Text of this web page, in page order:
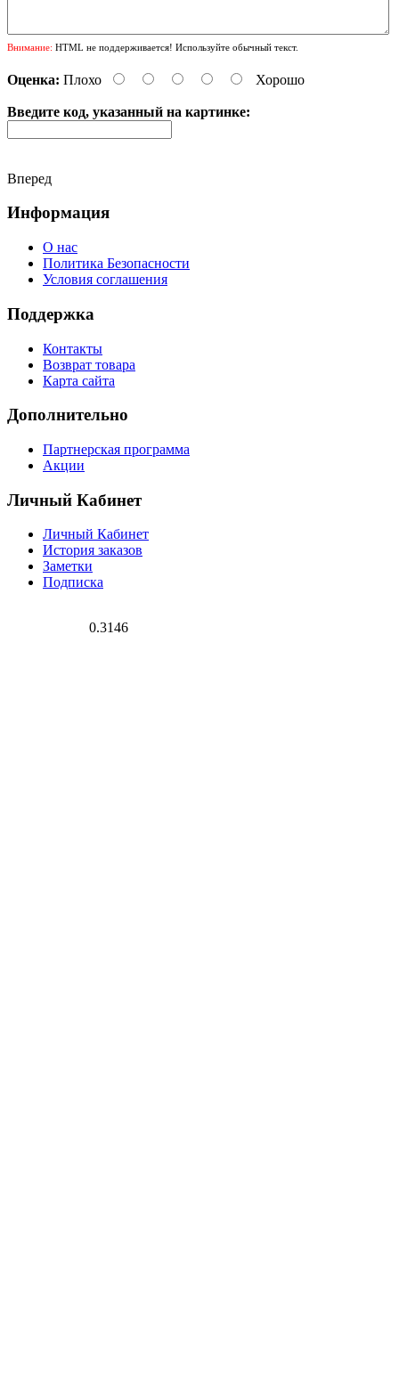
Внимание: HTML не поддерживается! Используйте обычный текст.
Оценка: Плохо Хорошо
Введите код, указанный на картинке:
Вперед
Информация
О нас
Политика Безопасности
Условия соглашения
Поддержка
Контакты
Возврат товара
Карта сайта
Дополнительно
Партнерская программа
Акции
Личный Кабинет
Личный Кабинет
История заказов
Заметки
Подписка
0.3146